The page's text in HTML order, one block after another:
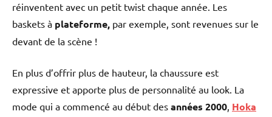
réinventent avec un petit twist chaque année. Les
baskets à plateforme, par exemple, sont revenues sur le
devant de la scène !
En plus d’offrir plus de hauteur, la chaussure est
expressive et apporte plus de personnalité au look. La
mode qui a commencé au début des années 2000, Hoka